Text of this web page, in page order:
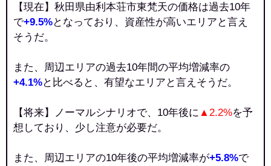
【現在】秋田県由利本荘市東梵天の価格は過去10年
で+9.5%となっており、資産性が高いエリアと言え
そうだ。
また、周辺エリアの過去10年間の平均増減率の
+4.1%と比べると、有望なエリアと言えそうだ。
【将来】ノーマルシナリオで、10年後に ▲2.2%を予
想しており、少し注意が必要だ。
また、周辺エリアの10年後の平均増減率が+5.8%で